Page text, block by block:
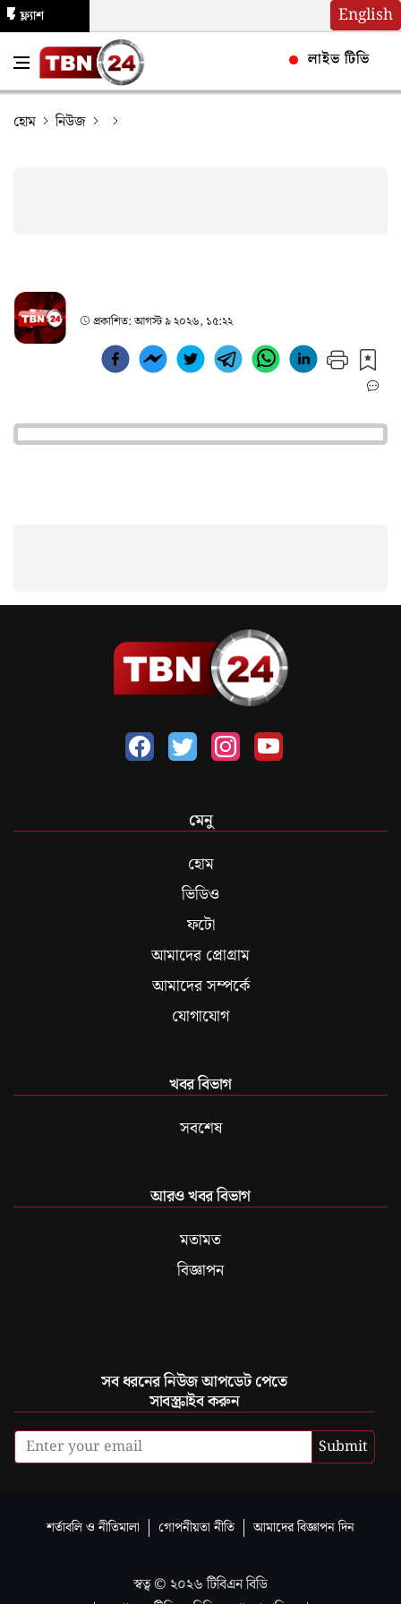
English
ফ্ল্যাশ
লাইভ টিভি
হোম নিউজ
প্রকাশিত:আগস্ট ৯ ২০২৬, ১৫:২২
মেনু
হোম
ভিডিও
ফটো
আমাদের প্রোগ্রাম
আমাদের সম্পর্কে
যোগাযোগ
খবর বিভাগ
সবশেষ
আরও খবর বিভাগ
মতামত
বিজ্ঞাপন
সব ধরনের নিউজ আপডেট পেতে
সাবস্ক্রাইব করুন
Submit
শর্তাবলি ও নীতিমালা গোপনীয়তা নীতি আমাদের বিজ্ঞাপন দিন
স্বত্ব © ২০২৬ টিবিএন বিডি